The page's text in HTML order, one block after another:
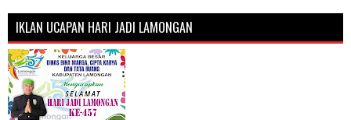
IKLAN UCAPAN HARI JADI LAMONGAN